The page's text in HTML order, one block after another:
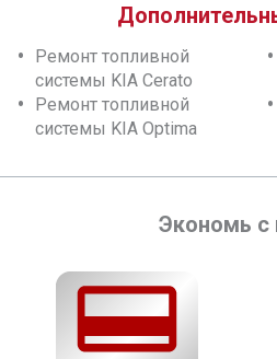
Ремонт топливной
системы KIA Cerato
Ремонт топливной
системы KIA Optima
Экономь с